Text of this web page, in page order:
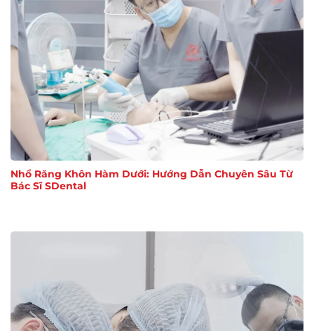
Nhổ Răng Khôn Hàm Dưới: Hướng Dẫn Chuyên Sâu Từ
Bác Sĩ SDental